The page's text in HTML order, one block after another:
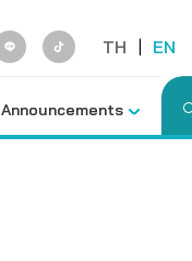
TH | EN
Announcements